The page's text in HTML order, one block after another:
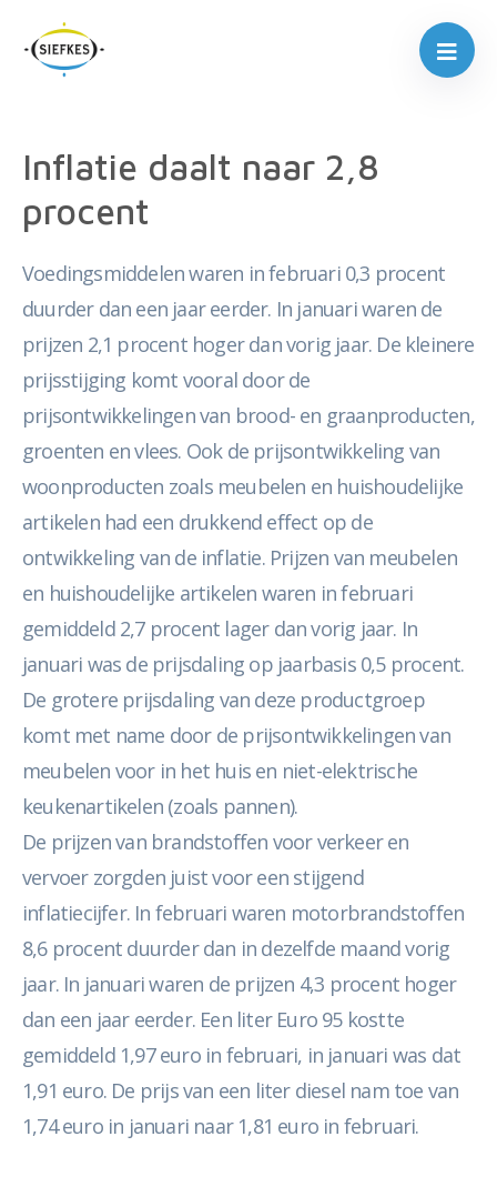
Inflatie daalt naar 2,8
procent
Voedingsmiddelen waren in februari 0,3 procent
duurder dan een jaar eerder. In januari waren de
prijzen 2,1 procent hoger dan vorig jaar. De kleinere
prijsstijging komt vooral door de
prijsontwikkelingen van brood- en graanproducten,
groenten en vlees. Ook de prijsontwikkeling van
woonproducten zoals meubelen en huishoudelijke
artikelen had een drukkend effect op de
ontwikkeling van de inflatie. Prijzen van meubelen
en huishoudelijke artikelen waren in februari
gemiddeld 2,7 procent lager dan vorig jaar. In
januari was de prijsdaling op jaarbasis 0,5 procent.
De grotere prijsdaling van deze productgroep
komt met name door de prijsontwikkelingen van
meubelen voor in het huis en niet-elektrische
keukenartikelen (zoals pannen).
De prijzen van brandstoffen voor verkeer en
vervoer zorgden juist voor een stijgend
inflatiecijfer. In februari waren motorbrandstoffen
8,6 procent duurder dan in dezelfde maand vorig
jaar. In januari waren de prijzen 4,3 procent hoger
dan een jaar eerder. Een liter Euro 95 kostte
gemiddeld 1,97 euro in februari, in januari was dat
1,91 euro. De prijs van een liter diesel nam toe van
1,74 euro in januari naar 1,81 euro in februari.